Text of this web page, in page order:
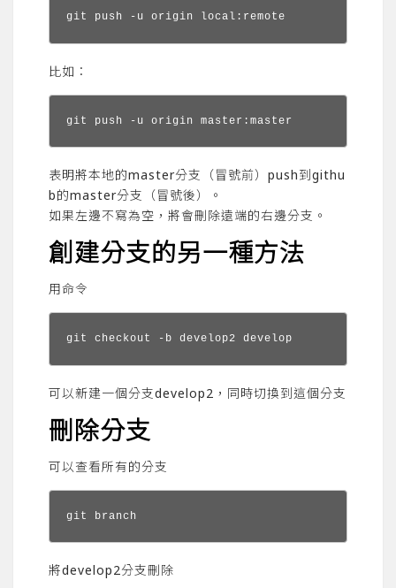
git push -u origin local:remote
比如：
git push -u origin master:master
表明將本地的master分支（冒號前）push到githu
b的master分支（冒號後）。
如果左邊不寫為空，將會刪除遠端的右邊分支。
創建分支的另一種方法
用命令
git checkout -b develop2 develop
可以新建一個分支develop2，同時切換到這個分支
刪除分支
可以查看所有的分支
git branch
將develop2分支刪除